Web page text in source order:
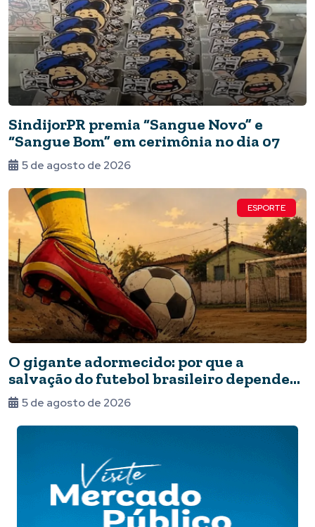
SindijorPR premia “Sangue Novo” e
“Sangue Bom” em cerimônia no dia 07
5 de agosto de 2026
ESPORTE
O gigante adormecido: por que a
salvação do futebol brasileiro depende
do Estado e da periferia
5 de agosto de 2026